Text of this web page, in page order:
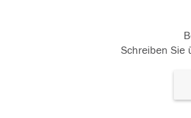
Schreiben Sie